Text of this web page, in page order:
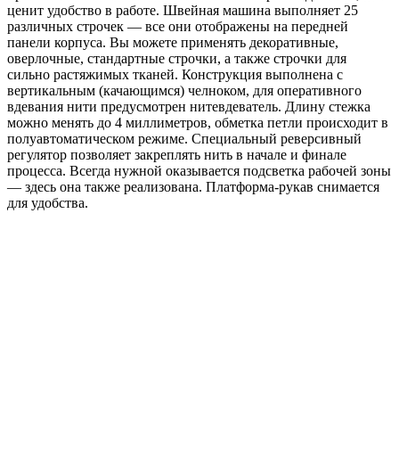
ценит удобство в работе. Швейная машина выполняет 25
различных строчек — все они отображены на передней
панели корпуса. Вы можете применять декоративные,
оверлочные, стандартные строчки, а также строчки для
сильно растяжимых тканей. Конструкция выполнена с
вертикальным (качающимся) челноком, для оперативного
вдевания нити предусмотрен нитевдеватель. Длину стежка
можно менять до 4 миллиметров, обметка петли происходит в
полуавтоматическом режиме. Специальный реверсивный
регулятор позволяет закреплять нить в начале и финале
процесса. Всегда нужной оказывается подсветка рабочей зоны
— здесь она также реализована. Платформа-рукав снимается
для удобства.